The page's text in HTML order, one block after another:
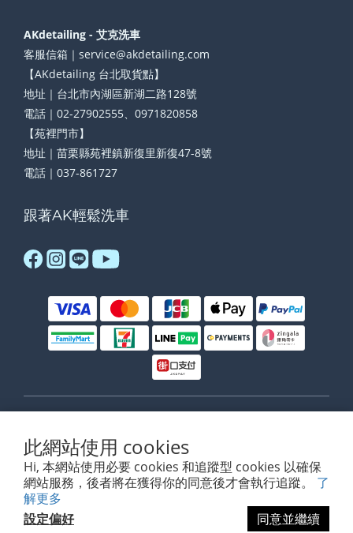
此網站使用 cookies
Hi, 本網站使用必要 cookies 和追蹤型 cookies 以確保
網站服務，後者將在獲得你的同意後才會執行追蹤。 了
解更多
設定偏好
同意並繼續
AKdetailing - 艾克洗車
客服信箱｜service@akdetailing.com
【AKdetailing 台北取貨點】
地址｜台北市內湖區新湖二路128號
電話｜02-27902555、0971820858
【苑裡門市】
地址｜苗栗縣苑裡鎮新復里新復47-8號
電話｜037-861727
跟著AK輕鬆洗車